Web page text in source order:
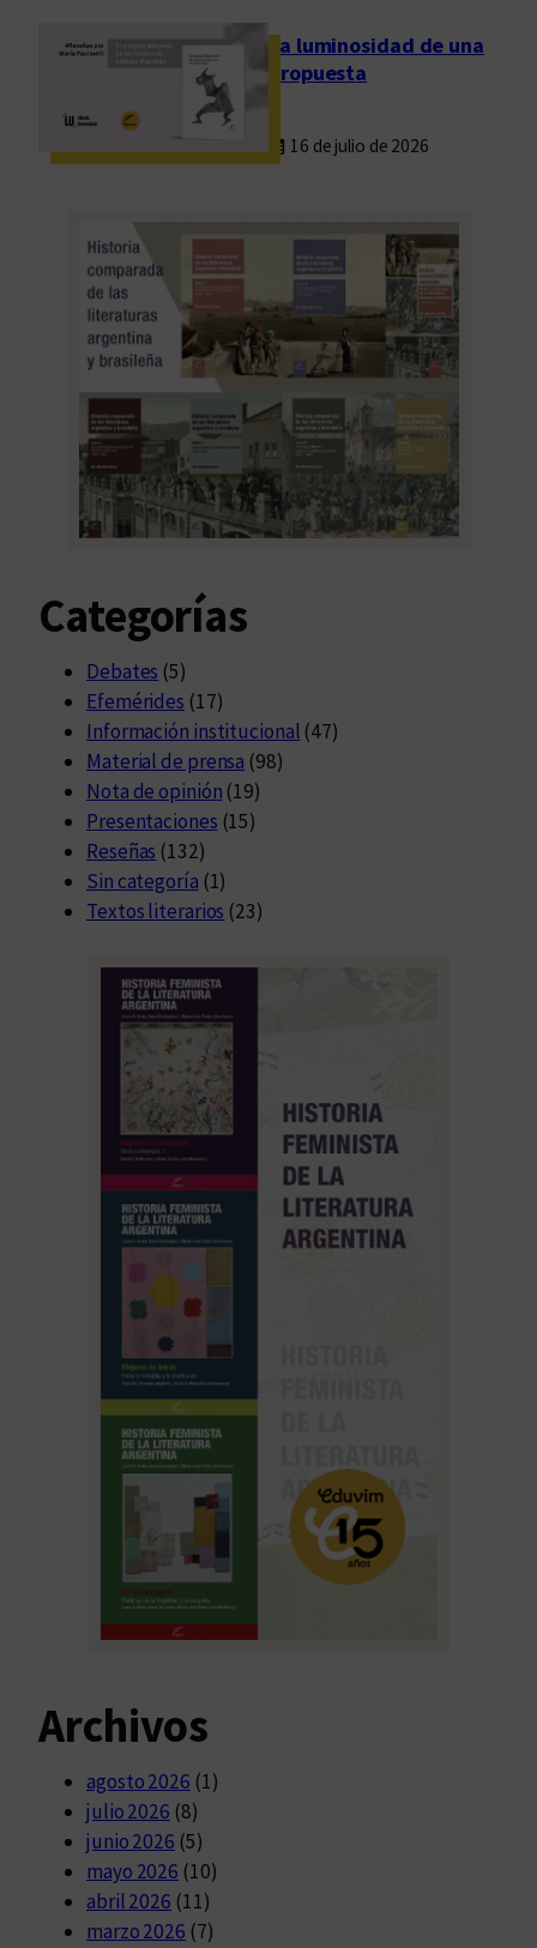
La luminosidad de una
propuesta
16 de julio de 2026
Categorías
Debates (5)
Efemérides (17)
Información institucional (47)
Material de prensa (98)
Nota de opinión (19)
Presentaciones (15)
Reseñas (132)
Sin categoría (1)
Textos literarios (23)
Archivos
agosto 2026 (1)
julio 2026 (8)
junio 2026 (5)
mayo 2026 (10)
abril 2026 (11)
marzo 2026 (7)